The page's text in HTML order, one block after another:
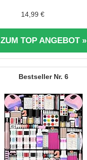
14,99 €
ZUM TOP ANGEBOT »
6